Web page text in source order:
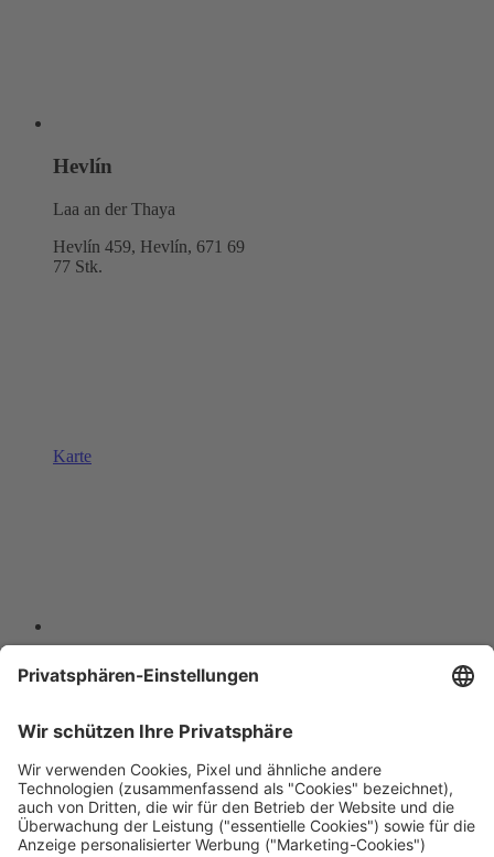
Hevlín
Laa an der Thaya
Hevlín 459, Hevlín, 671 69
77 Stk.
Karte
Hřensko
407 17
10 Stk.